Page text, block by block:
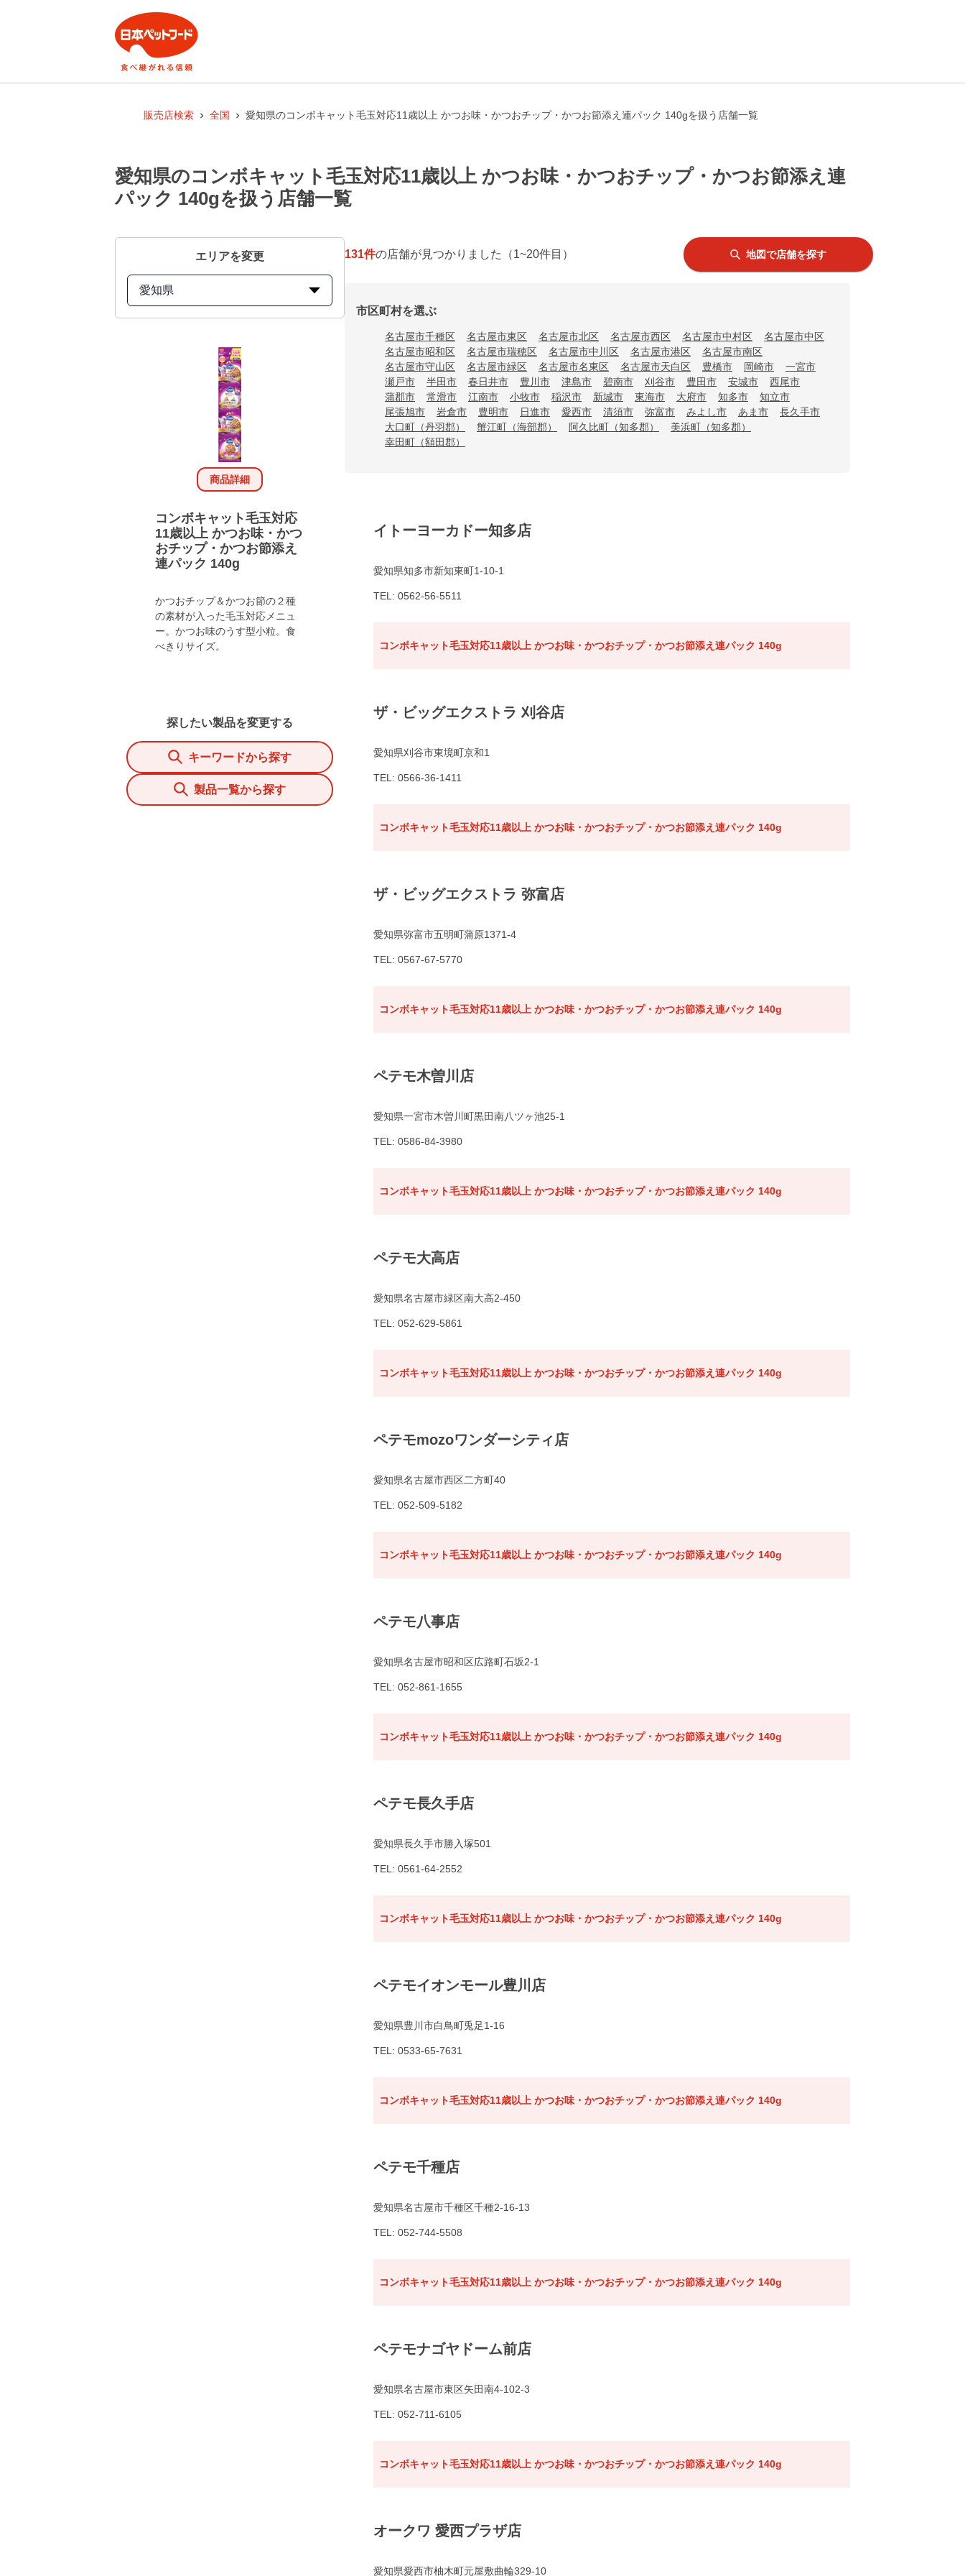
販売店検索 全国 愛知県のコンボキャット毛玉対応11歳以上 かつお味・かつおチップ・かつお節添え連パック 140gを扱う店舗一覧
愛知県のコンボキャット毛玉対応11歳以上 かつお味・かつおチップ・かつお節添え連
パック 140gを扱う店舗一覧
エリアを変更
愛知県
商品詳細
コンボキャット毛玉対応
11歳以上 かつお味・かつ
おチップ・かつお節添え
連パック 140g
かつおチップ＆かつお節の２種
の素材が入った毛玉対応メニュ
ー。かつお味のうす型小粒。食
べきりサイズ。
探したい製品を変更する
キーワードから探す
製品一覧から探す
131件の店舗が見つかりました （1~20件目） 地図で店舗を探す
市区町村を選ぶ
名古屋市千種区 名古屋市東区 名古屋市北区 名古屋市西区 名古屋市中村区
名古屋市中区
名古屋市昭和区
名古屋市瑞穂区 名古屋市中川区 名古屋市港区
名古屋市南区
名古屋市守山区
名古屋市緑区 名古屋市名東区 名古屋市天白区 豊橋市 岡崎市
一宮市
瀬戸市
半田市 春日井市 豊川市 津島市 碧南市 刈谷市 豊田市 安城市
西尾市
蒲郡市
常滑市 江南市 小牧市 稲沢市 新城市 東海市 大府市 知多市
知立市
尾張旭市
岩倉市 豊明市 日進市 愛西市 清須市 弥富市 みよし市 あま市
長久手市
大口町（丹羽郡）
蟹江町（海部郡） 阿久比町（知多郡）
美浜町（知多郡）
幸田町（額田郡）
イトーヨーカドー知多店
愛知県知多市新知東町1-10-1
TEL: 0562-56-5511
コンボキャット毛玉対応11歳以上 かつお味・かつおチップ・かつお節添え連パック 140g
ザ・ビッグエクストラ 刈谷店
愛知県刈谷市東境町京和1
TEL: 0566-36-1411
コンボキャット毛玉対応11歳以上 かつお味・かつおチップ・かつお節添え連パック 140g
ザ・ビッグエクストラ 弥富店
愛知県弥富市五明町蒲原1371-4
TEL: 0567-67-5770
コンボキャット毛玉対応11歳以上 かつお味・かつおチップ・かつお節添え連パック 140g
ペテモ木曽川店
愛知県一宮市木曽川町黒田南八ツヶ池25-1
TEL: 0586-84-3980
コンボキャット毛玉対応11歳以上 かつお味・かつおチップ・かつお節添え連パック 140g
ペテモ大高店
愛知県名古屋市緑区南大高2-450
TEL: 052-629-5861
コンボキャット毛玉対応11歳以上 かつお味・かつおチップ・かつお節添え連パック 140g
ペテモmozoワンダーシティ店
愛知県名古屋市西区二方町40
TEL: 052-509-5182
コンボキャット毛玉対応11歳以上 かつお味・かつおチップ・かつお節添え連パック 140g
ペテモ八事店
愛知県名古屋市昭和区広路町石坂2-1
TEL: 052-861-1655
コンボキャット毛玉対応11歳以上 かつお味・かつおチップ・かつお節添え連パック 140g
ペテモ長久手店
愛知県長久手市勝入塚501
TEL: 0561-64-2552
コンボキャット毛玉対応11歳以上 かつお味・かつおチップ・かつお節添え連パック 140g
ペテモイオンモール豊川店
愛知県豊川市白鳥町兎足1-16
TEL: 0533-65-7631
コンボキャット毛玉対応11歳以上 かつお味・かつおチップ・かつお節添え連パック 140g
ペテモ千種店
愛知県名古屋市千種区千種2-16-13
TEL: 052-744-5508
コンボキャット毛玉対応11歳以上 かつお味・かつおチップ・かつお節添え連パック 140g
ペテモナゴヤドーム前店
愛知県名古屋市東区矢田南4-102-3
TEL: 052-711-6105
コンボキャット毛玉対応11歳以上 かつお味・かつおチップ・かつお節添え連パック 140g
オークワ 愛西プラザ店
愛知県愛西市柚木町元屋敷曲輪329-10